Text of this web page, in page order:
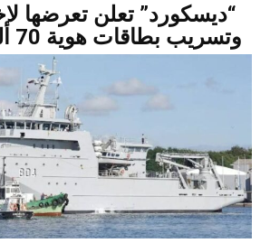
“ديسكورد” تعلن تعرضها
وتسريب بطاقات هوية 70 ألف مستخدم